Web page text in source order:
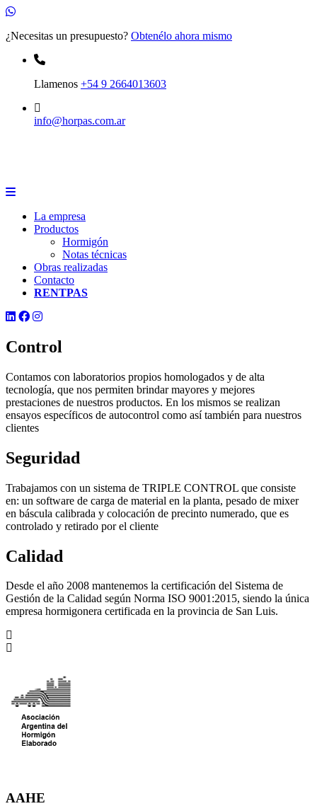
¿Necesitas un presupuesto? Obtenélo ahora mismo
Llamenos +54 9 2664013603
info@horpas.com.ar
La empresa
Productos
Hormigón
Notas técnicas
Obras realizadas
Contacto
RENTPAS
Control
Contamos con laboratorios propios homologados y de alta
tecnología, que nos permiten brindar mayores y mejores
prestaciones de nuestros productos. En los mismos se realizan
ensayos específicos de autocontrol como así también para nuestros
clientes
Seguridad
Trabajamos con un sistema de TRIPLE CONTROL que consiste
en: un software de carga de material en la planta, pesado de mixer
en báscula calibrada y colocación de precinto numerado, que es
controlado y retirado por el cliente
Calidad
Desde el año 2008 mantenemos la certificación del Sistema de
Gestión de la Calidad según Norma ISO 9001:2015, siendo la única
empresa hormigonera certificada en la provincia de San Luis.
AAHE